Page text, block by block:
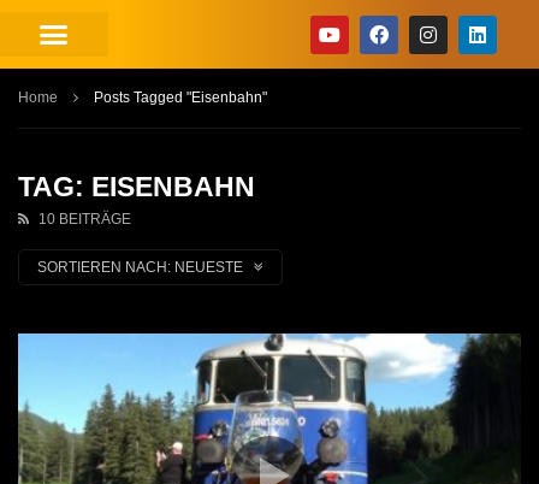
Home Posts Tagged "Eisenbahn"
TAG: EISENBAHN
10 BEITRÄGE
SORTIEREN NACH: NEUESTE